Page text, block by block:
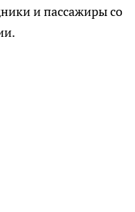
и пассажиры со